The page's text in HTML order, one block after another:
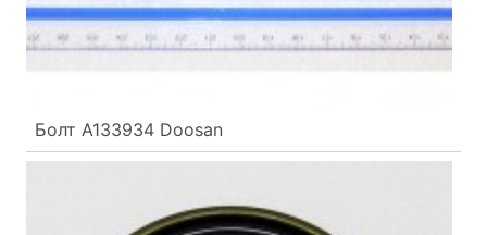
Болт A133934 Doosan